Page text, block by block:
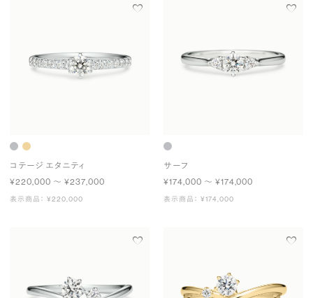
コテージ エタニティ
¥220,000 〜 ¥237,000
表示商品： ¥220,000
サーフ
¥174,000 〜 ¥174,000
表示商品： ¥174,000